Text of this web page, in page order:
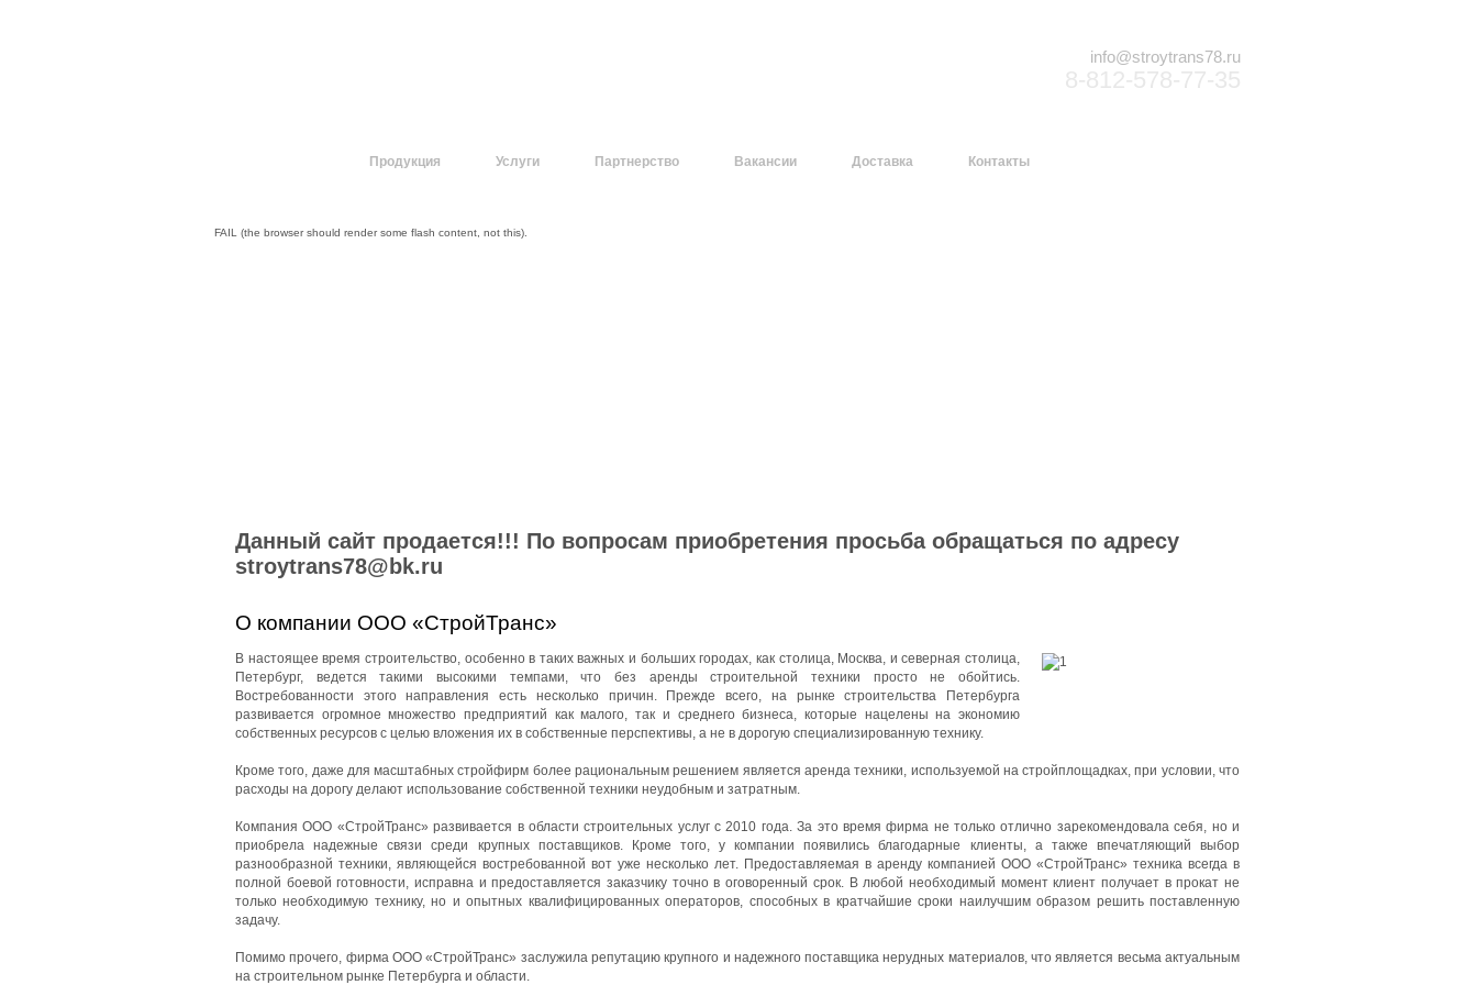
info@stroytrans78.ru
Продукция Услуги Партнерство Вакансии Доставка Контакты
FAIL (the browser should render some flash content, not this).
Данный сайт продается!!! По вопросам приобретения просьба обращаться по адресу
stroytrans78@bk.ru
О компании ООО «СтройТранс»
В настоящее время строительство, особенно в таких важных и больших городах, как столица, Москва, и северная столица,
Петербург, ведется такими высокими темпами, что без аренды строительной техники просто не обойтись.
Востребованности этого направления есть несколько причин. Прежде всего, на рынке строительства Петербурга
развивается огромное множество предприятий как малого, так и среднего бизнеса, которые нацелены на экономию
собственных ресурсов с целью вложения их в собственные перспективы, а не в дорогую специализированную технику.
Кроме того, даже для масштабных стройфирм более рациональным решением является аренда техники, используемой на стройплощадках, при условии, что
расходы на дорогу делают использование собственной техники неудобным и затратным.
Компания ООО «СтройТранс» развивается в области строительных услуг с 2010 года. За это время фирма не только отлично зарекомендовала себя, но и
приобрела надежные связи среди крупных поставщиков. Кроме того, у компании появились благодарные клиенты, а также впечатляющий выбор
разнообразной техники, являющейся востребованной вот уже несколько лет. Предоставляемая в аренду компанией ООО «СтройТранс» техника всегда в
полной боевой готовности, исправна и предоставляется заказчику точно в оговоренный срок. В любой необходимый момент клиент получает в прокат не
только необходимую технику, но и опытных квалифицированных операторов, способных в кратчайшие сроки наилучшим образом решить поставленную
задачу.
Помимо прочего, фирма ООО «СтройТранс» заслужила репутацию крупного и надежного поставщика нерудных материалов, что является весьма актуальным
на строительном рынке Петербурга и области.